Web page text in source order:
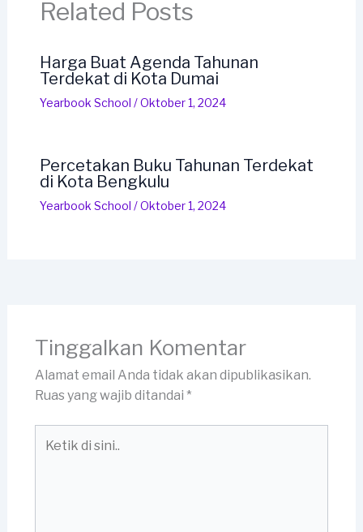
Related Posts
Harga Buat Agenda Tahunan
Terdekat di Kota Dumai
Yearbook School /Oktober 1, 2024
Percetakan Buku Tahunan Terdekat
di Kota Bengkulu
Yearbook School /Oktober 1, 2024
Tinggalkan Komentar
Alamat email Anda tidak akan dipublikasikan.
Ruas yang wajib ditandai *